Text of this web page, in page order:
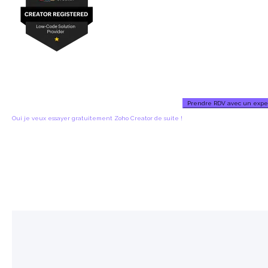
Oui je veux essayer gratuitement Zoho Creator de suite !
Prendre RDV avec un